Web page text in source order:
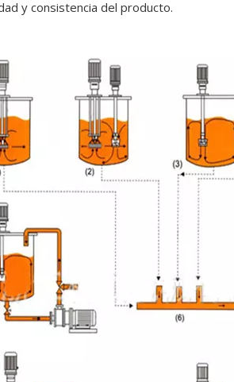
y consistencia del producto.